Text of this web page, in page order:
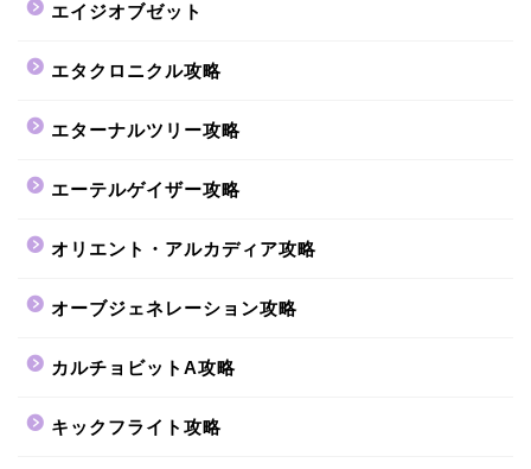
エイジオブゼット
エタクロニクル攻略
エターナルツリー攻略
エーテルゲイザー攻略
オリエント・アルカディア攻略
オーブジェネレーション攻略
カルチョビットA攻略
キックフライト攻略